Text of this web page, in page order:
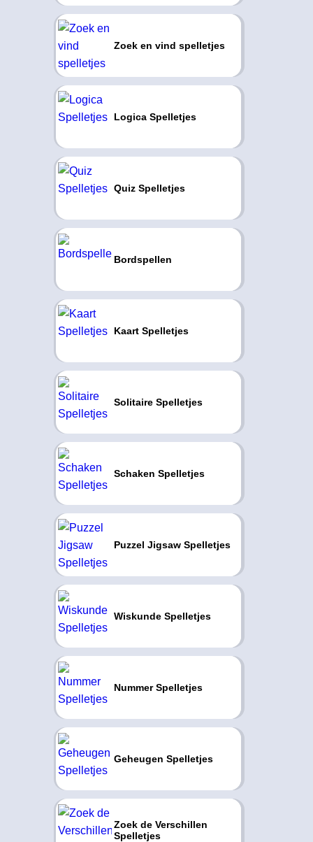
Zoek en vind spelletjes
Logica Spelletjes
Quiz Spelletjes
Bordspellen
Kaart Spelletjes
Solitaire Spelletjes
Schaken Spelletjes
Puzzel Jigsaw Spelletjes
Wiskunde Spelletjes
Nummer Spelletjes
Geheugen Spelletjes
Zoek de Verschillen
Spelletjes